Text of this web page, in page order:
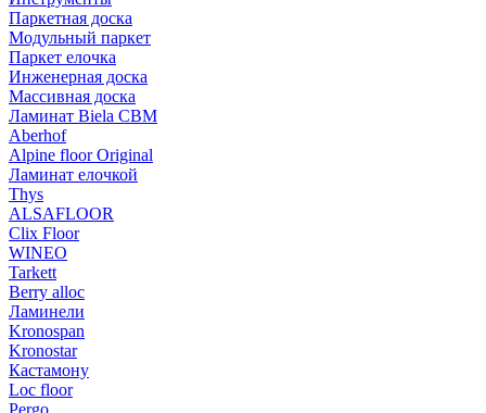
Паркетная доска
Модульный паркет
Паркет елочка
Инженерная доска
Массивная доска
Ламинат Biela CBM
Aberhof
Alpine floor Original
Ламинат елочкой
Thys
ALSAFLOOR
Clix Floor
WINEO
Tarkett
Berry alloc
Ламинели
Kronospan
Kronostar
Кастамону
Loc floor
Pergo